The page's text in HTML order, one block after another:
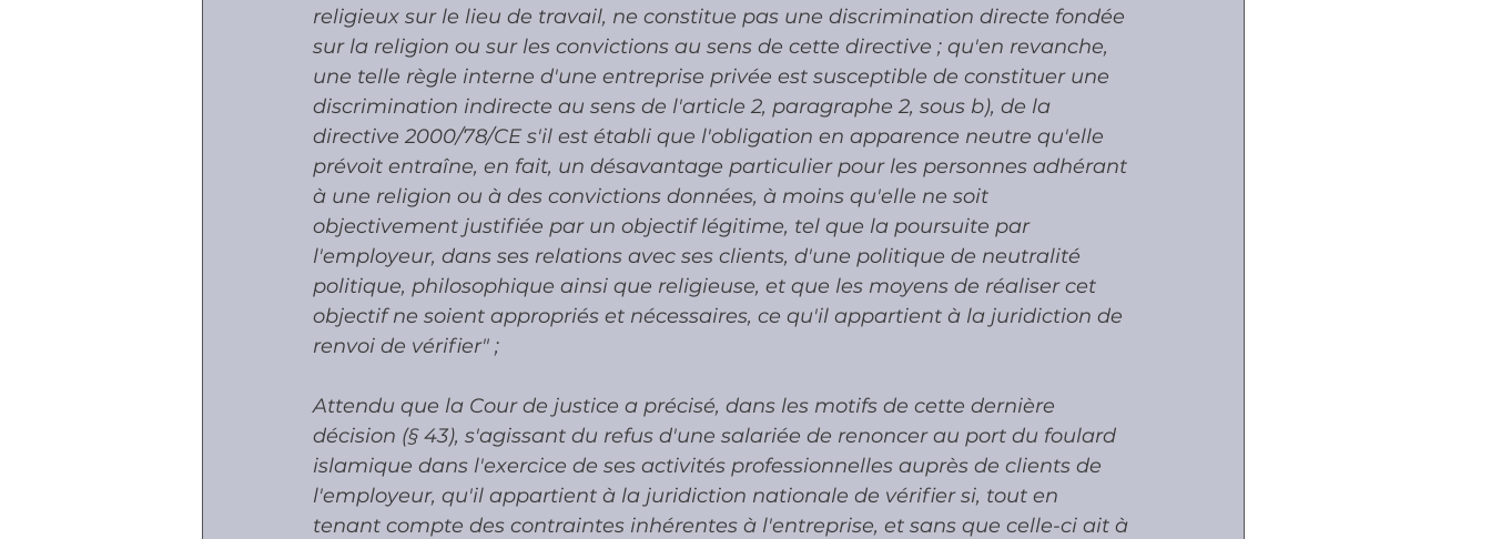
religieux sur le lieu de travail, ne constitue pas une discrimination directe fondée
sur la religion ou sur les convictions au sens de cette directive ; qu'en revanche,
une telle règle interne d'une entreprise privée est susceptible de constituer une
discrimination indirecte au sens de l'article 2, paragraphe 2, sous b), de la
directive 2000/78/CE s'il est établi que l'obligation en apparence neutre qu'elle
prévoit entraîne, en fait, un désavantage particulier pour les personnes adhérant
à une religion ou à des convictions données, à moins qu'elle ne soit
objectivement justifiée par un objectif légitime, tel que la poursuite par
l'employeur, dans ses relations avec ses clients, d'une politique de neutralité
politique, philosophique ainsi que religieuse, et que les moyens de réaliser cet
objectif ne soient appropriés et nécessaires, ce qu'il appartient à la juridiction de
renvoi de vérifier" ;
Attendu que la Cour de justice a précisé, dans les motifs de cette dernière
décision (§ 43), s'agissant du refus d'une salariée de renoncer au port du foulard
islamique dans l'exercice de ses activités professionnelles auprès de clients de
l'employeur, qu'il appartient à la juridiction nationale de vérifier si, tout en
tenant compte des contraintes inhérentes à l'entreprise, et sans que celle-ci ait à